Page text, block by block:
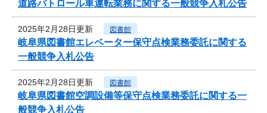
道路パトロール車運転業務に関する一般競争入札公告
2025年2月28日更新 図書館
岐阜県図書館エレベーター保守点検業務委託に関する
一般競争入札公告
2025年2月28日更新 図書館
岐阜県図書館空調設備等保守点検業務委託に関する一
般競争入札公告